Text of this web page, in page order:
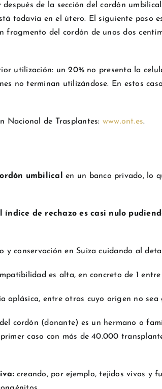
de la sección del cordón
todavía en el útero. El siguiente paso
fragmento del cordón de unos dos
utilización: un 20% no presenta la
no terminan utilizándose. En estos
Nacional de Trasplantes: www.ont.es.
umbilical
en un banco privado, lo
de rechazo es casi nulo
conservación en Suiza cuidando al
es alta, en concreto de 1 entre
aplásica, entre otras cuyo origen no sea
cordón (donante) es un hermano o
caso con más de 40.000
creando, por ejemplo, tejidos vivos y